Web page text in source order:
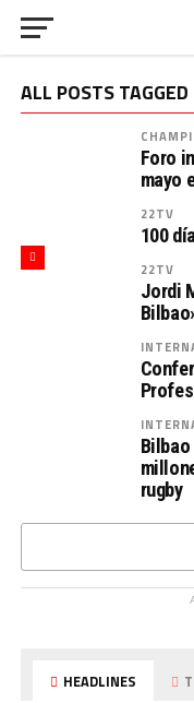
ALL POSTS
Foro
mayo
22TV
100
22TV
Jordi
Bilbao
rugby
HEADLINES